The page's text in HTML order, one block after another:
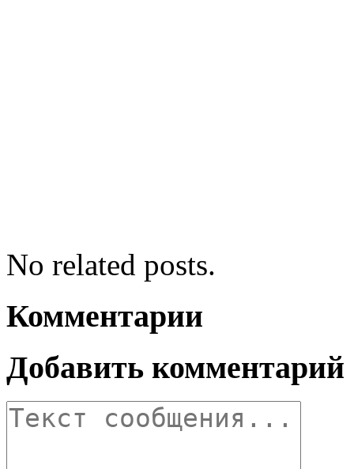
No related posts.
Комментарии
Добавить комментарий